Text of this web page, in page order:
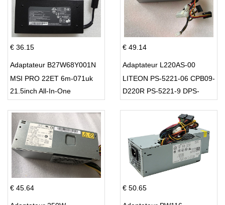
€ 36.15
Adaptateur B27W68Y001N
MSI PRO 22ET 6m-071uk
21.5inch All-In-One
€ 49.14
Adaptateur L220AS-00
LITEON PS-5221-06 CPB09-
D220R PS-5221-9 DPS-
€ 45.64 € 50.65